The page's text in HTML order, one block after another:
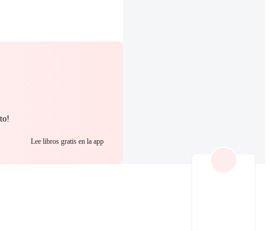
Lee libros gratis en la app